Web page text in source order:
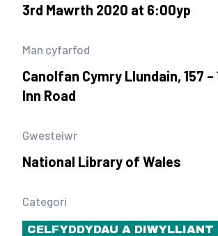
3rd Mawrth 2020 at 6:00yp
Man cyfarfod
Canolfan Cymry Llundain, 157 –
Inn Road
Gwesteiwr
National Library of Wales
Categori
CELFYDDYDAU A DIWYLLIANT